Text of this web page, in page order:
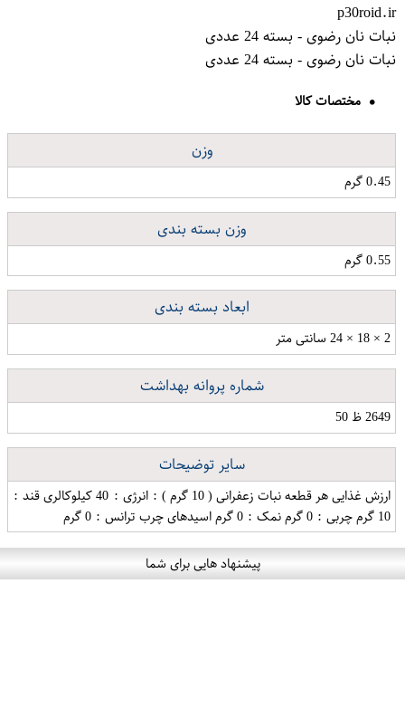
p30roid.ir
نبات نان رضوی - بسته 24 عددی
نبات نان رضوی - بسته 24 عددی
مختصات کالا
وزن
0.45 گرم
وزن بسته بندی
0.55 گرم
ابعاد بسته بندی
2 × 18 × 24 سانتی متر
شماره پروانه بهداشت
2649 ظ 50
سایر توضیحات
ارزش غذایی هر قطعه نبات زعفرانی ( 10 گرم ) : انرژی : 40 کیلوکالری قند :
10 گرم چربی : 0 گرم نمک : 0 گرم اسیدهای چرب ترانس : 0 گرم
پیشنهاد هایی برای شما